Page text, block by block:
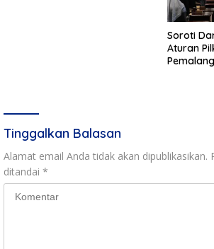
Soroti
Aturan
Tinggalkan Balasan
Alamat email Anda tidak akan dipublikasikan.
ditandai *